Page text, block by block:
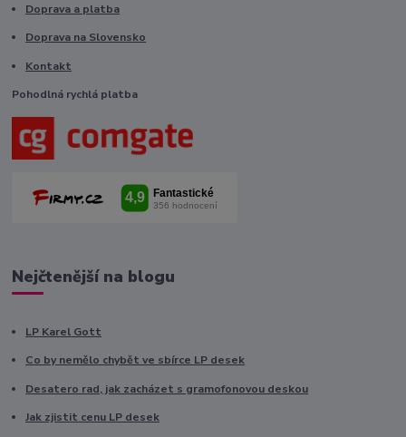
Doprava a platba
Doprava na Slovensko
Kontakt
Pohodlná rychlá platba
Nejčtenější na blogu
LP Karel Gott
Co by nemělo chybět ve sbírce LP desek
Desatero rad, jak zacházet s gramofonovou deskou
Jak zjistit cenu LP desek